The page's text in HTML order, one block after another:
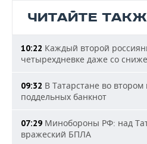
ЧИТАЙТЕ
10:22 Каждый второй
четырехдневке даже со
09:32 В Татарстане во
поддельных банкнот
07:29 Минобороны РФ: над
вражеский БПЛА